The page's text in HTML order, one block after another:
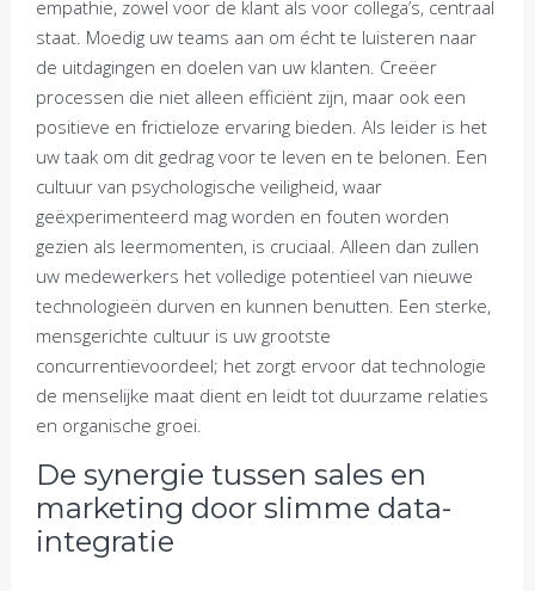
empathie, zowel voor de klant als voor collega’s, centraal
staat. Moedig uw teams aan om écht te luisteren naar
de uitdagingen en doelen van uw klanten. Creëer
processen die niet alleen efficiënt zijn, maar ook een
positieve en frictieloze ervaring bieden. Als leider is het
uw taak om dit gedrag voor te leven en te belonen. Een
cultuur van psychologische veiligheid, waar
geëxperimenteerd mag worden en fouten worden
gezien als leermomenten, is cruciaal. Alleen dan zullen
uw medewerkers het volledige potentieel van nieuwe
technologieën durven en kunnen benutten. Een sterke,
mensgerichte cultuur is uw grootste
concurrentievoordeel; het zorgt ervoor dat technologie
de menselijke maat dient en leidt tot duurzame relaties
en organische groei.
De synergie tussen sales en
marketing door slimme data-
integratie